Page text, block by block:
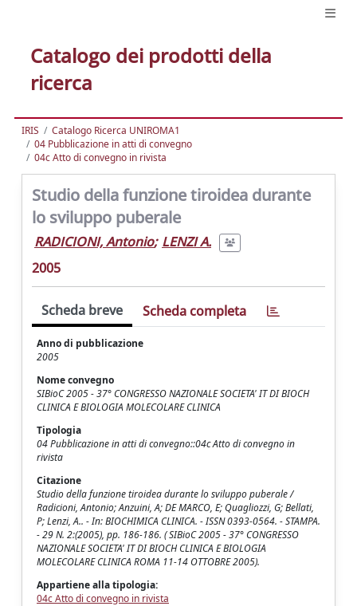
Catalogo dei prodotti della
ricerca
IRIS
Catalogo Ricerca UNIROMA1
04 Pubblicazione in atti di convegno
04c Atto di convegno in rivista
Studio della funzione tiroidea durante
lo sviluppo puberale
RADICIONI, Antonio; LENZI A.
2005
Scheda breve Scheda completa
Anno di pubblicazione
2005
Nome convegno
SIBioC 2005 - 37° CONGRESSO NAZIONALE SOCIETA' IT DI BIOCH
CLINICA E BIOLOGIA MOLECOLARE CLINICA
Tipologia
04 Pubblicazione in atti di convegno::04c Atto di convegno in
rivista
Citazione
Studio della funzione tiroidea durante lo sviluppo puberale /
Radicioni, Antonio; Anzuini, A; DE MARCO, E; Quagliozzi, G; Bellati,
P; Lenzi, A.. - In: BIOCHIMICA CLINICA. - ISSN 0393-0564. - STAMPA.
- 29 N. 2:(2005), pp. 186-186. ( SIBioC 2005 - 37° CONGRESSO
NAZIONALE SOCIETA' IT DI BIOCH CLINICA E BIOLOGIA
MOLECOLARE CLINICA ROMA 11-14 OTTOBRE 2005).
Appartiene alla tipologia:
04c Atto di convegno in rivista